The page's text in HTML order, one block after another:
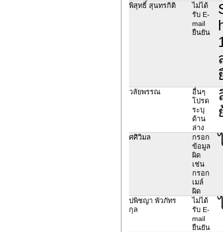
พิสุทธิ์ สุนทรกิติ
ไม่ได้
รับ E-
mail
ยืนยัน
วลัยพรรณ
อื่นๆ
โปรด
ระบุ
ด้าน
ล่าง
ศศิวิมล
กรอก
ข้อมูล
ผิด
เช่น
กรอก
เมล์
ผิด
ปพิชญา พัวภัทร
กุล
ไม่ได้
รับ E-
mail
ยืนยัน